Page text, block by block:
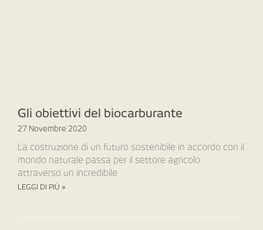
Gli obiettivi del biocarburante
27 Novembre 2020
La costruzione di un futuro sostenibile in accordo con il
mondo naturale passa per il settore agricolo
attraverso un incredibile
LEGGI DI PIÙ »